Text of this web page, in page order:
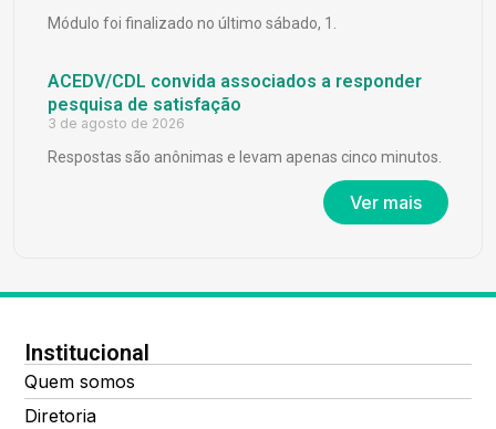
Módulo foi finalizado no último sábado, 1.
ACEDV/CDL convida associados a responder
pesquisa de satisfação
3 de agosto de 2026
Respostas são anônimas e levam apenas cinco minutos.
Ver mais
Institucional
Quem somos
Diretoria